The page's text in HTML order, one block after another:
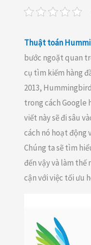
Thuật toán
bước ngoặt quan
cụ tìm kiếm hàng
2013,
trong cách Google
viết này sẽ đi sâu
cách nó hoạt động
Chúng ta sẽ tìm
đến vậy và làm thế
cận với việc tối ưu